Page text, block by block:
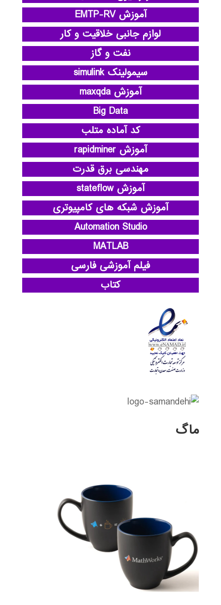
آموزش EMTP-RV
لوازم جانبی خلاقیت و کار
نفت و گاز
سیمولینک simulink
آموزش maxqda
Big Data
کد آماده متلب
آموزش rapidminer
مهندسی برق قدرت
آموزش stateflow
آموزش شبکه های کامپیوتری
Automation Studio
MATLAB
فیلم آموزشی فارسی
کتاب
ماگ